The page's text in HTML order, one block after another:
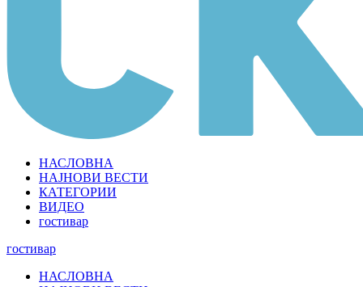
НАСЛОВНА
НАЈНОВИ ВЕСТИ
КАТЕГОРИИ
ВИДЕО
гостивар
гостивар
НАСЛОВНА